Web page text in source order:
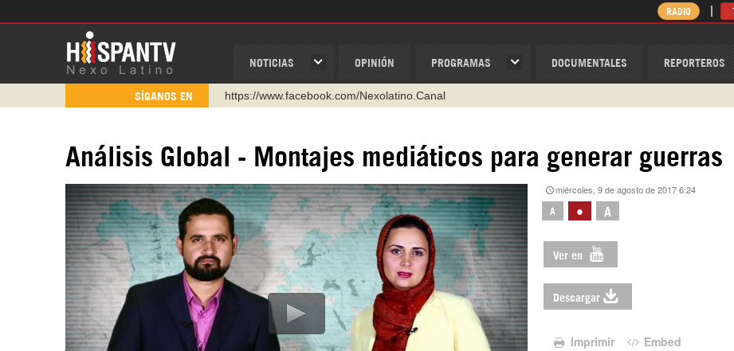
NOTICIAS OPINIÓN PROGRAMAS DOCUMENTALES REPORTEROS
RADIO
SÍGANOS EN https://www.facebook.com/Nexolatino.Canal
https://www.youtube.com/@nexo_latino
https://t.me/hispantvcanal
WhatsApp y Viber: +98 921 79 29 404
Instagram como: hispan_tv
Análisis Global - Montajes mediáticos para generar guerras
miércoles, 9 de agosto de 2017 6:24
A • A
Ver en
Descargar
Imprimir Embed